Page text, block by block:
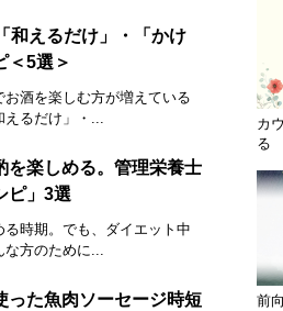
和えるだけ」・「かけ
＜5選＞
酒を楽しむ方が増えている
えるだけ」・...
を楽しめる。管理栄養士
ピ」3選
時期。でも、ダイエット中
な方のために...
った魚肉ソーセージ時短
カ
る
前